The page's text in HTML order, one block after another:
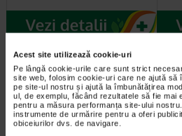
Acest site utilizează cookie-uri
Pe lângă cookie-urile care sunt strict
site web, folosim cookie-uri care ne ajută să
pe site-ul nostru și ajută la îmbunătățirea
ul, de exemplu, făcând rezultatele să fie mai
pentru a măsura performanța site-ului
instrumente de urmărire pentru a oferi
obiceiurilor dvs. de navigare.
2 + Bavetă silicon